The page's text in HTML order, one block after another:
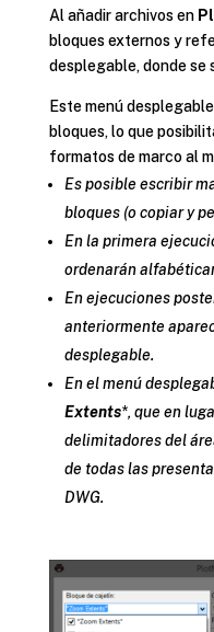
Al añadir archivos en
bloques externos y
desplegable, donde se
Este menú
bloques, lo que
formatos de marco al
Es posible escribir
bloques (o copiar y
En la primera
ordenarán
En ejecuciones
anteriormente
desplegable.
En el menú
Extents*, que en
delimitadores del
de todas las
DWG.